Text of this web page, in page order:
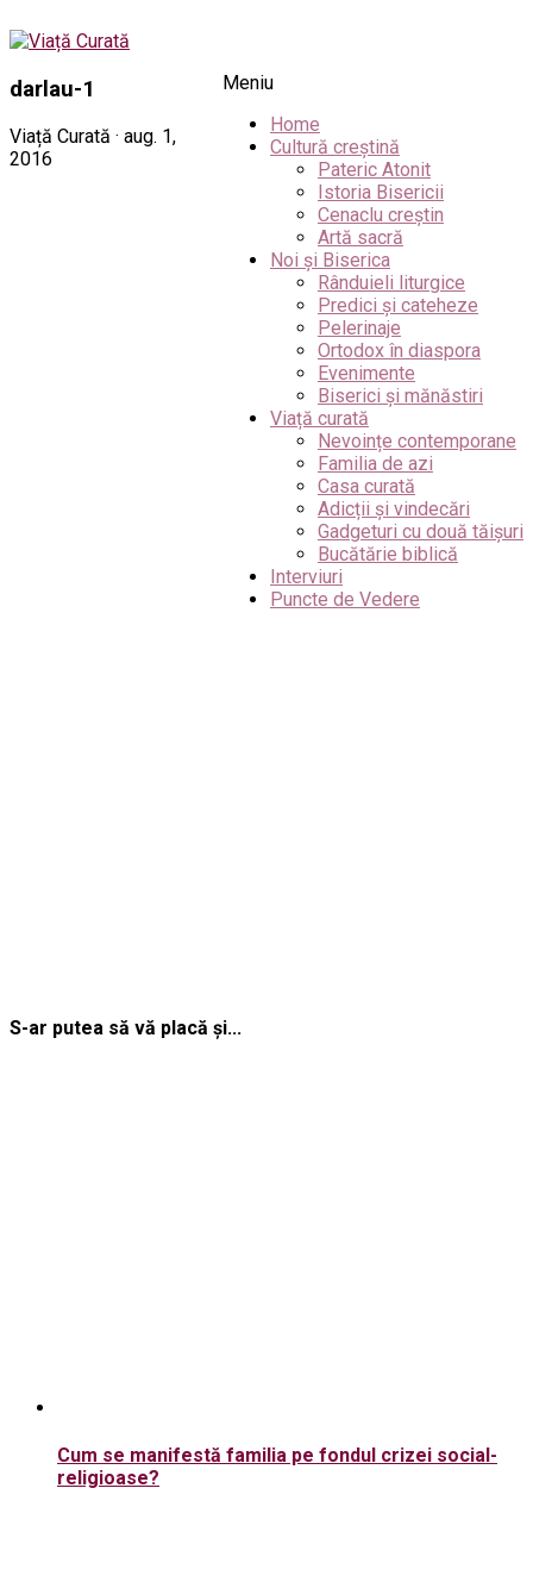
Meniu
Home
Cultură creștină
Pateric Atonit
Istoria Bisericii
Cenaclu creștin
Artă sacră
Noi și Biserica
Rânduieli liturgice
Predici și cateheze
Pelerinaje
Ortodox în diaspora
Evenimente
Biserici și mănăstiri
Viață curată
Nevoințe contemporane
Familia de azi
Casa curată
Adicții și vindecări
Gadgeturi cu două tăișuri
Bucătărie biblică
Interviuri
Puncte de Vedere
darlau-1
Viață Curată · aug. 1,
2016
S-ar putea să vă placă și...
Cum se manifestă familia pe fondul crizei social-
religioase?